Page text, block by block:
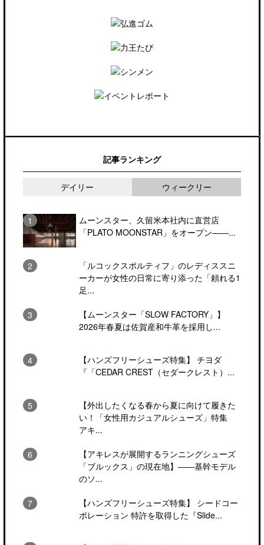
記事ランキング
デイリー ウィークリー
ムーンスター、久留米本社内に直営店
「PLATO MOONSTAR」をオープン――...
「ルコックスポルティフ」のレディススニ
ーカーが女性の日常に寄り添った「頼れる1
足...
【ムーンスター「SLOW FACTORY」】
2026年春夏は佐賀産和牛革を採用し...
【ハンズフリーシューズ特集】 チヨダ
『「CEDAR CREST（セダークレスト）...
【外出したくなる春から夏に向けて履きた
い！「女性用カジュアルシューズ」特集
アキ...
【アキレスが展開するランニングシューズ
「ブルックス」の現在地】――基幹モデル
のソ...
【ハンズフリーシューズ特集】 シードコー
ポレーション 特許を取得した『Slide...